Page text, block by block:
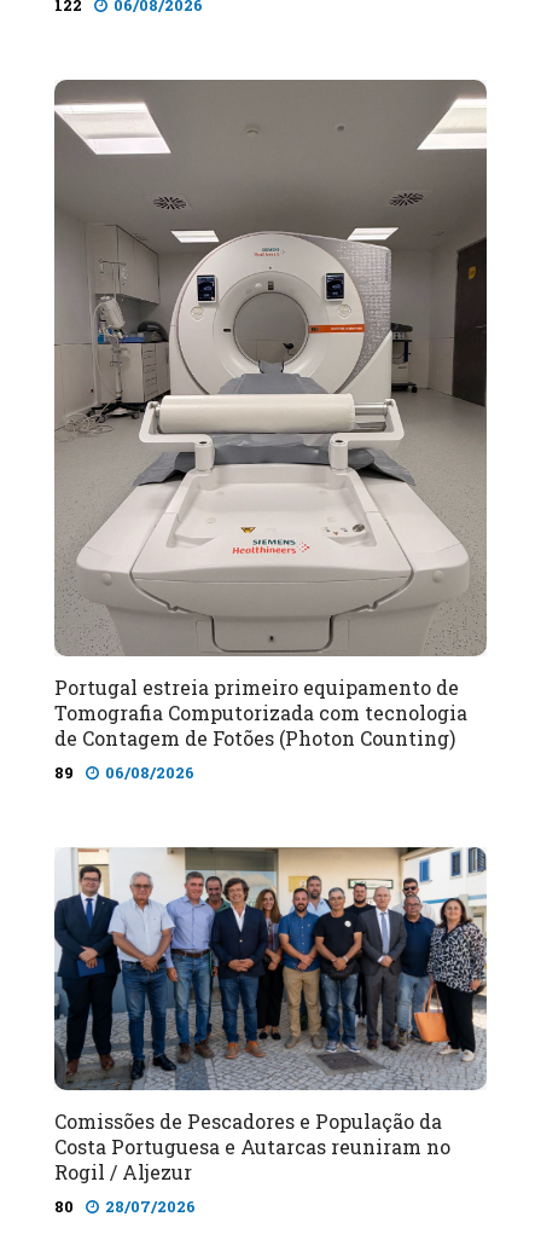
122 06/08/2026
Portugal estreia primeiro equipamento de
Tomografia Computorizada com tecnologia
de Contagem de Fotões (Photon Counting)
89 06/08/2026
Comissões de Pescadores e População da
Costa Portuguesa e Autarcas reuniram no
Rogil / Aljezur
80 28/07/2026